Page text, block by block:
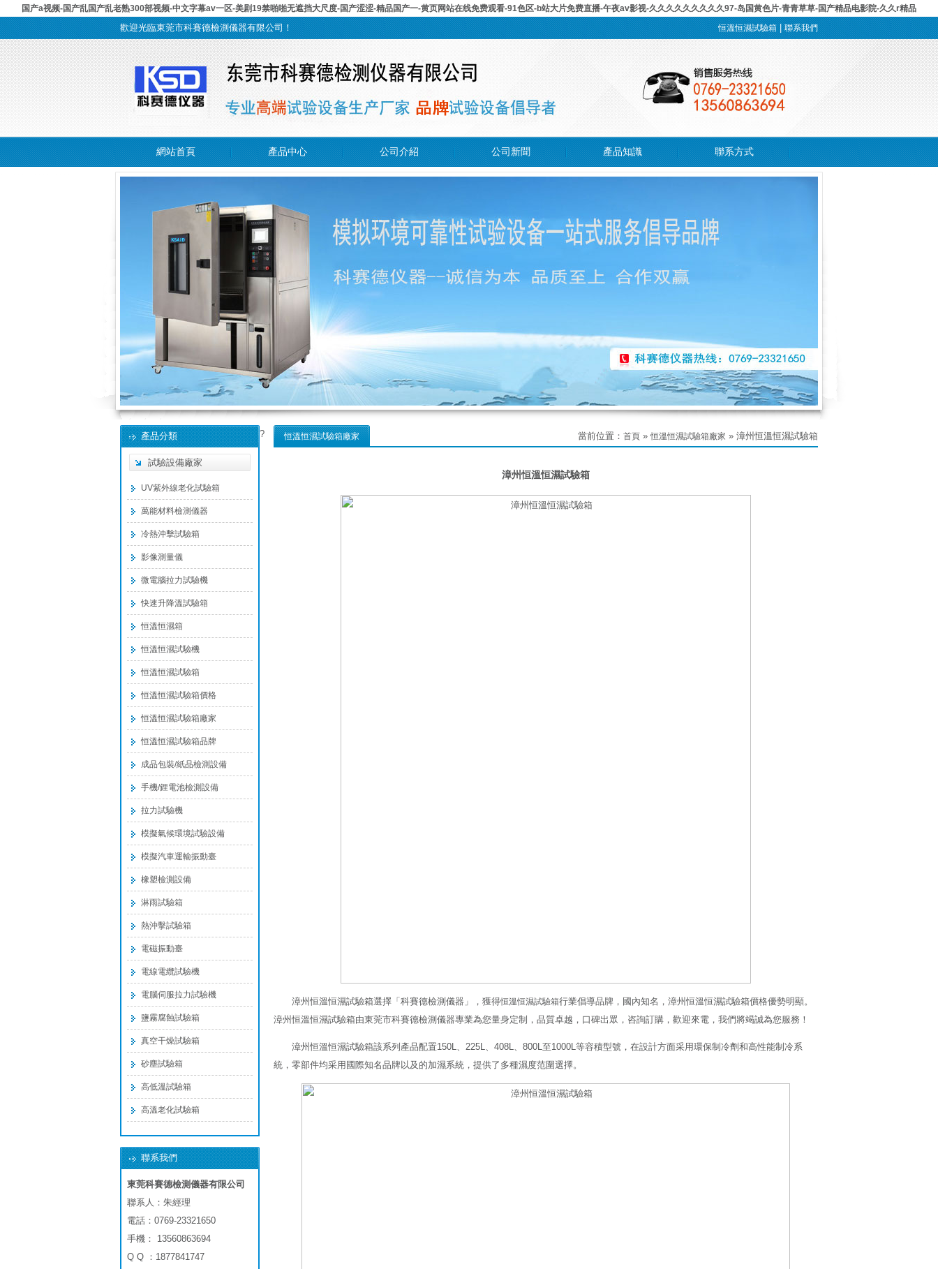
国产a视频-国产乱国产乱老熟300部视频-中文字幕av一区-美剧19禁啪啪无遮挡大尺度-国产涩涩-精品国产一-黄页网站在线免费观看-91色区-b站大片免费直播-午夜av影视-久久久久久久久久久97-岛国黄色片-青青草草-国产精品电影院-久久r精品
歡迎光臨東莞市科賽德檢測儀器有限公司！ 恒溫恒濕試驗箱|聯系我們
網站首頁 產品中心 公司介紹 公司新聞 產品知識 聯系方式
恒溫恒濕試驗箱廠家 當前位置： 首頁 »恒溫恒濕試驗箱廠家 » 漳州恒溫恒濕試驗箱
漳州恒溫恒濕試驗箱
漳州恒溫恒濕試驗箱選擇「科賽德檢測儀器」，獲得恒溫恒濕試驗箱行業倡導品牌，國內知名，漳州恒溫恒濕試驗箱價格優勢明顯。
漳州恒溫恒濕試驗箱由東莞市科賽德檢測儀器專業為您量身定制，品質卓越，口碑出眾，咨詢訂購，歡迎來電，我們將竭誠為您服務！
漳州恒溫恒濕試驗箱該系列產品配置150L、225L、408L、800L至1000L等容積型號，在設計方面采用環保制冷劑和高性能制冷系
統，零部件均采用國際知名品牌以及的加濕系統，提供了多種濕度范圍選擇。
?
產品分類
試驗設備廠家
UV紫外線老化試驗箱
萬能材料檢測儀器
冷熱沖擊試驗箱
影像測量儀
微電腦拉力試驗機
快速升降溫試驗箱
恒溫恒濕箱
恒溫恒濕試驗機
恒溫恒濕試驗箱
恒溫恒濕試驗箱價格
恒溫恒濕試驗箱廠家
恒溫恒濕試驗箱品牌
成品包裝/紙品檢測設備
手機/鋰電池檢測設備
拉力試驗機
模擬氣候環境試驗設備
模擬汽車運輸振動臺
橡塑檢測設備
淋雨試驗箱
熱沖擊試驗箱
電磁振動臺
電線電纜試驗機
電腦伺服拉力試驗機
鹽霧腐蝕試驗箱
真空干燥試驗箱
砂塵試驗箱
高低溫試驗箱
高溫老化試驗箱
聯系我們
東莞科賽德檢測儀器有限公司
聯系人：朱經理
電話：0769-23321650
手機： 13560863694
Q Q ：1877841747